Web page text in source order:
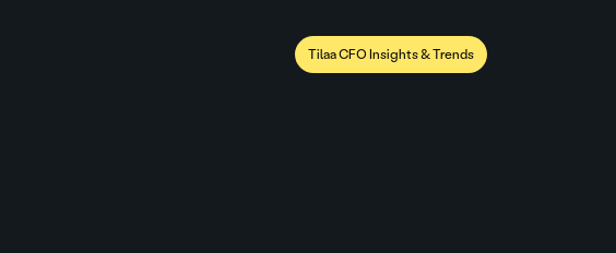
Tilaa CFO Insights & Trends